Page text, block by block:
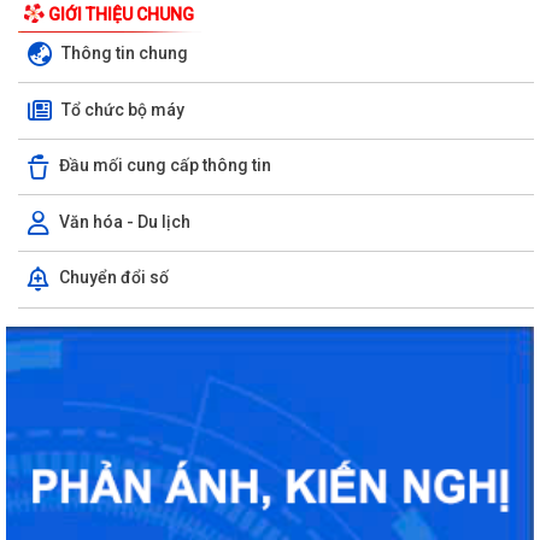
GIỚI THIỆU CHUNG
Thông tin chung
Tổ chức bộ máy
Đầu mối cung cấp thông tin
Văn hóa - Du lịch
Chuyển đổi số